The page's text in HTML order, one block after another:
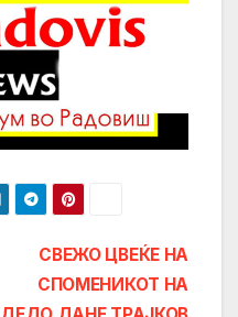
СВЕЖО ЦВЕЌЕ НА
СПОМЕНИКОТ НА